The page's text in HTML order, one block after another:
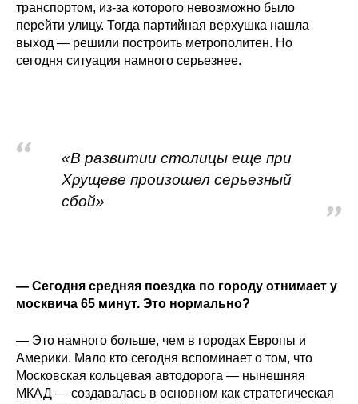
транспортом, из-за которого невозможно было
перейти улицу. Тогда партийная верхушка нашла
выход — решили построить метрополитен. Но
сегодня ситуация намного серьезнее.
«В развитии столицы еще при
Хрущеве произошел серьезный
сбой»
— Сегодня средняя поездка по городу отнимает у
москвича 65 минут. Это нормально?
— Это намного больше, чем в городах Европы и
Америки. Мало кто сегодня вспоминает о том, что
Московская кольцевая автодорога — нынешняя
МКАД — создавалась в основном как стратегическая